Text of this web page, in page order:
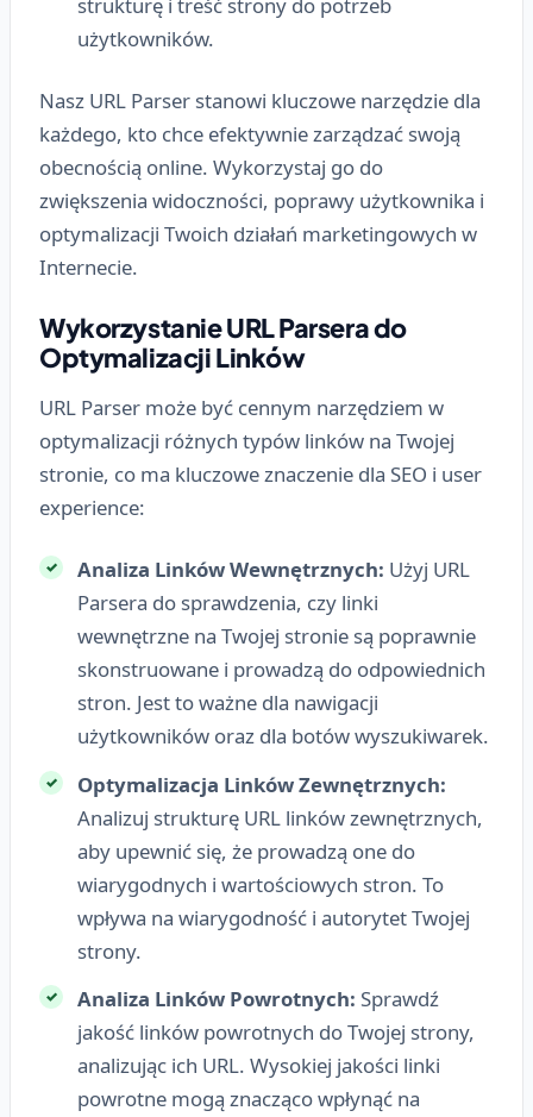
użytkowników.
Nasz URL Parser stanowi kluczowe narzędzie dla
każdego, kto chce efektywnie zarządzać swoją
obecnością online. Wykorzystaj go do
zwiększenia widoczności, poprawy użytkownika i
optymalizacji Twoich działań marketingowych w
Internecie.
Wykorzystanie URL Parsera do
Optymalizacji Linków
URL Parser może być cennym narzędziem w
optymalizacji różnych typów linków na Twojej
stronie, co ma kluczowe znaczenie dla SEO i user
experience:
Analiza Linków Wewnętrznych: Użyj URL
Parsera do sprawdzenia, czy linki
wewnętrzne na Twojej stronie są poprawnie
skonstruowane i prowadzą do odpowiednich
stron. Jest to ważne dla nawigacji
użytkowników oraz dla botów wyszukiwarek.
Optymalizacja Linków Zewnętrznych:
Analizuj strukturę URL linków zewnętrznych,
aby upewnić się, że prowadzą one do
wiarygodnych i wartościowych stron. To
wpływa na wiarygodność i autorytet Twojej
strony.
Analiza Linków Powrotnych: Sprawdź
jakość linków powrotnych do Twojej strony,
analizując ich URL. Wysokiej jakości linki
powrotne mogą znacząco wpłynąć na